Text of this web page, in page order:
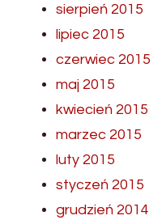
sierpień 2015
lipiec 2015
czerwiec 2015
maj 2015
kwiecień 2015
marzec 2015
luty 2015
styczeń 2015
grudzień 2014